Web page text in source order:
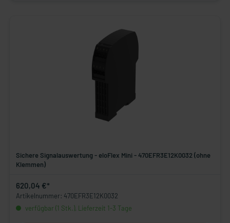
Sichere Signalauswertung - eloFlex Mini - 470EFR3E12K0032 (ohne
Klemmen)
620,04 €*
Artikelnummer: 470EFR3E12K0032
verfügbar (1 Stk.), Lieferzeit 1-3 Tage